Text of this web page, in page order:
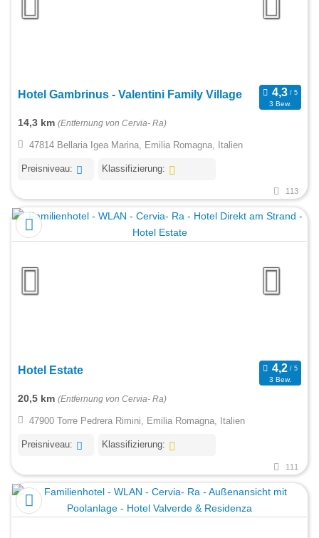
Hotel Gambrinus - Valentini Family Village
3 Bew.
14,3 km (Entfernung von Cervia- Ra)
47814 Bellaria Igea Marina, Emilia Romagna, Italien
Preisniveau: Klassifizierung:
113
Hotel Estate
3 Bew.
20,5 km (Entfernung von Cervia- Ra)
47900 Torre Pedrera Rimini, Emilia Romagna, Italien
Preisniveau: Klassifizierung:
111